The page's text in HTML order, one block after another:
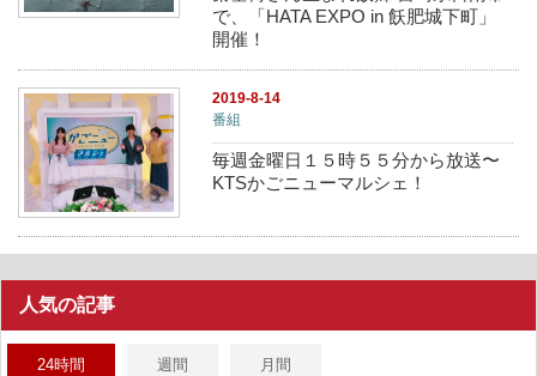
で、「HATA EXPO in 飫肥城下町」
開催！
2019-8-14
番組
毎週金曜日１５時５５分から放送〜
KTSかごニューマルシェ！
人気の記事
24時間 週間 月間